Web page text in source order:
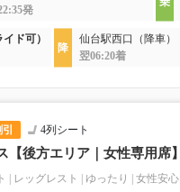
発
ド可）
仙台駅西口（降車）
翌06:20着
4列シート
【後方エリア｜女性専用席】
レッグレスト ゆったり 女性安心